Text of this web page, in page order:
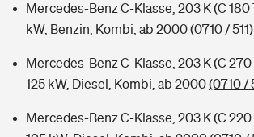
Mercedes-Benz C-Klasse, 203 K (C 180
kW, Benzin, Kombi, ab 2000(0710 / 511)
Mercedes-Benz C-Klasse, 203 K (C 270
125 kW, Diesel, Kombi, ab 2000(0710 /
Mercedes-Benz C-Klasse, 203 K (C 220